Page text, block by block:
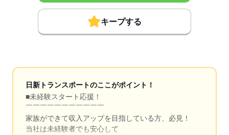
キープする
日新トランスポートのここがポイント！
■未経験スタート応援！
￣￣￣￣￣￣￣￣￣￣￣
家族ができて収入アップを目指している方、必見！
当社は未経験者でも安心して